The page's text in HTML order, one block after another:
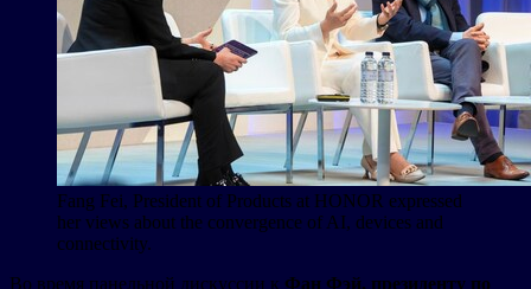
Fang Fei, President of Products at HONOR expressed
her views about the convergence of AI, devices and
connectivity.
Во время панельной дискуссии к Фан Фэй, президенту по